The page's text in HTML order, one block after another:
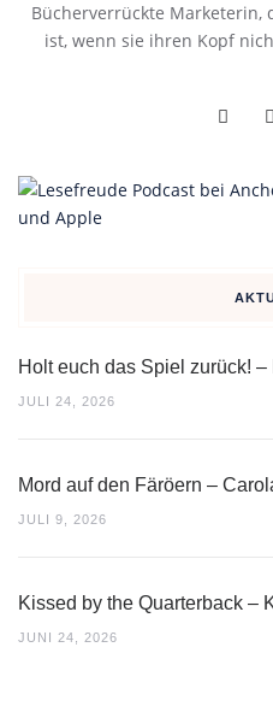
Bücherverrückte Marketerin,
ist, wenn sie ihren Kopf
Holt euch das Spiel zurück!
JULI 24, 2026
Mord auf den Färöern –
JULI 9, 2026
Kissed by the Quarterback –
JUNI 24, 2026